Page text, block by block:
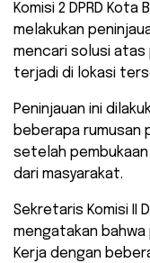
Komisi 2 DPRD
melakukan
mencari solusi atas
terjadi di lokasi
Peninjauan ini
beberapa rumusan
setelah pembukaan
dari masyarakat.
Sekretaris Komisi II
mengatakan bahwa
Kerja dengan